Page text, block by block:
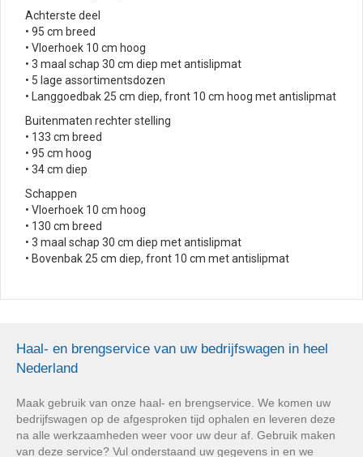
Achterste deel
• 95 cm breed
• Vloerhoek 10 cm hoog
• 3 maal schap 30 cm diep met antislipmat
• 5 lage assortimentsdozen
• Langgoedbak 25 cm diep, front 10 cm hoog met antislipmat
Buitenmaten rechter stelling
• 133 cm breed
• 95 cm hoog
• 34 cm diep
Schappen
• Vloerhoek 10 cm hoog
• 130 cm breed
• 3 maal schap 30 cm diep met antislipmat
• Bovenbak 25 cm diep, front 10 cm met antislipmat
Haal- en brengservice van uw bedrijfswagen in heel
Nederland
Maak gebruik van onze haal- en brengservice. We komen uw
bedrijfswagen op de afgesproken tijd ophalen en leveren deze
na alle werkzaamheden weer voor uw deur af. Gebruik maken
van deze service? Vul onderstaand uw gegevens in en we